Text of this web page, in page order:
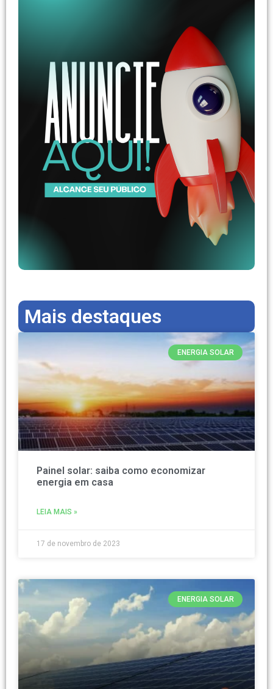
Mais destaques
ENERGIA SOLAR
Painel solar: saiba como economizar
energia em casa
LEIA MAIS »
17 de novembro de 2023
ENERGIA SOLAR